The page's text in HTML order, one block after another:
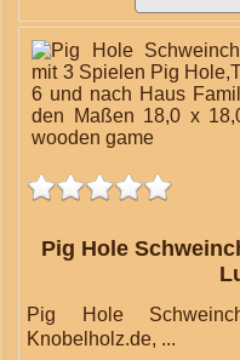
Pig Hole
Pig Hole
Knobelholz.de, ...